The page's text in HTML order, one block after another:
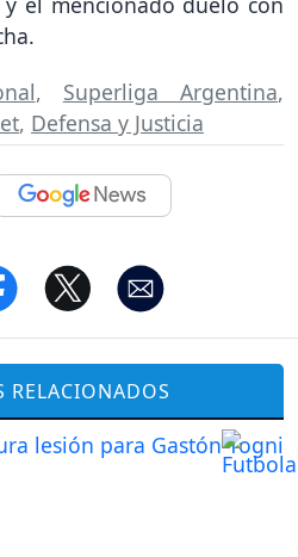
, Superliga Argentina,
, Defensa y Justicia
RELACIONADOS